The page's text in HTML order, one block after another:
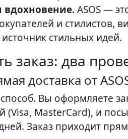
вдохновение.ASOS —
и стилистов,
стильных идей.
заказ: два
доставка от
Вы оформляете
(Visa, MasterCard), и
Заказ приходит